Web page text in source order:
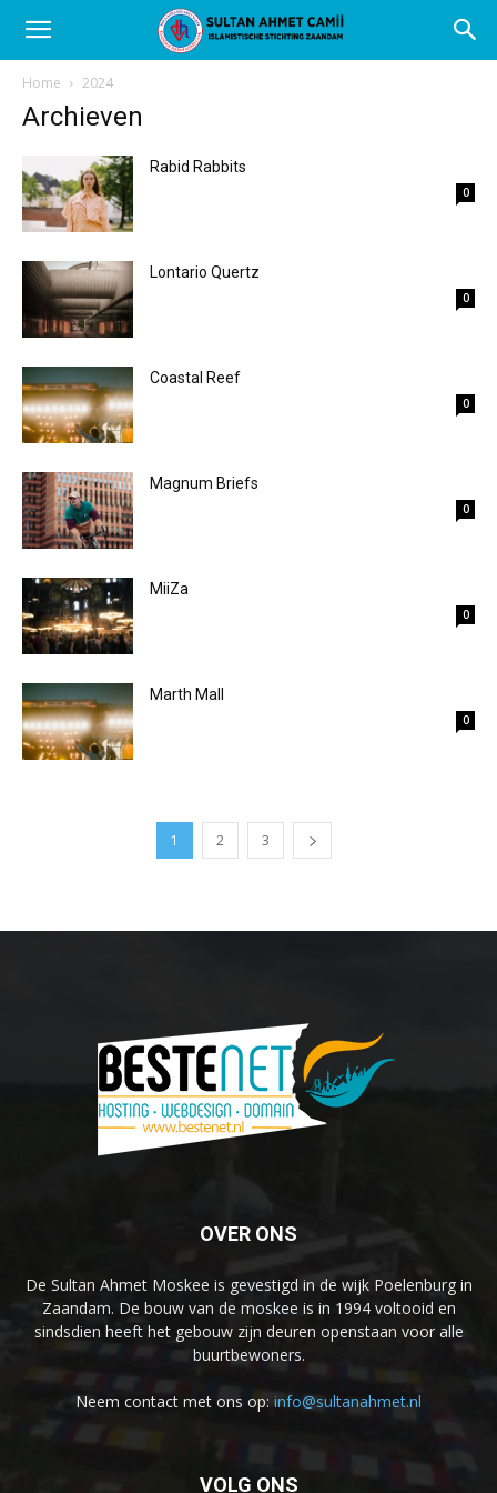
Home 2024
Archieven
Rabid Rabbits
0
Lontario Quertz
0
Coastal Reef
0
Magnum Briefs
0
MiiZa
0
Marth Mall
0
1 2 3
OVER ONS
De Sultan Ahmet Moskee is gevestigd in de wijk Poelenburg in
Zaandam. De bouw van de moskee is in 1994 voltooid en
sindsdien heeft het gebouw zijn deuren openstaan voor alle
buurtbewoners.
Neem contact met ons op: info@sultanahmet.nl
VOLG ONS